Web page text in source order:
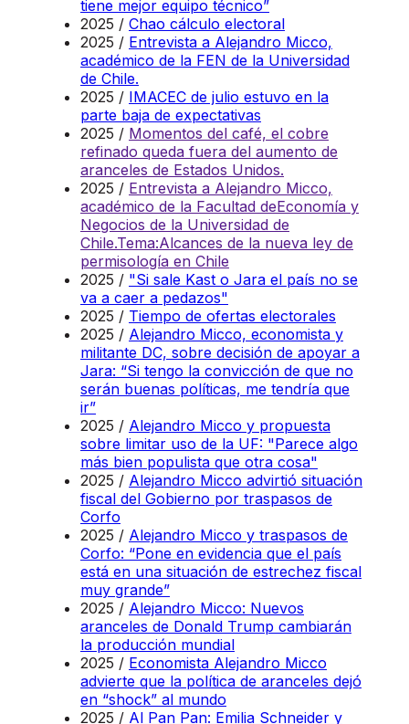
tiene mejor equipo técnico”
2025 / Chao cálculo electoral
2025 / Entrevista a Alejandro Micco,
académico de la FEN de la Universidad
de Chile.
2025 / IMACEC de julio estuvo en la
parte baja de expectativas
2025 / Momentos del café, el cobre
refinado queda fuera del aumento de
aranceles de Estados Unidos.
2025 / Entrevista a Alejandro Micco,
académico de la Facultad deEconomía y
Negocios de la Universidad de
Chile.Tema:Alcances de la nueva ley de
permisología en Chile
2025 / "Si sale Kast o Jara el país no se
va a caer a pedazos"
2025 / Tiempo de ofertas electorales
2025 / Alejandro Micco, economista y
militante DC, sobre decisión de apoyar a
Jara: “Si tengo la convicción de que no
serán buenas políticas, me tendría que
ir”
2025 / Alejandro Micco y propuesta
sobre limitar uso de la UF: "Parece algo
más bien populista que otra cosa"
2025 / Alejandro Micco advirtió situación
fiscal del Gobierno por traspasos de
Corfo
2025 / Alejandro Micco y traspasos de
Corfo: “Pone en evidencia que el país
está en una situación de estrechez fiscal
muy grande”
2025 / Alejandro Micco: Nuevos
aranceles de Donald Trump cambiarán
la producción mundial
2025 / Economista Alejandro Micco
advierte que la política de aranceles dejó
en “shock” al mundo
2025 / Al Pan Pan: Emilia Schneider y